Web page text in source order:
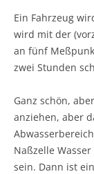
Ein Fahrzeug
wird mit der
an fünf
zwei Stunden
Ganz schön,
anziehen, aber
Naßzelle
sein. Dann ist